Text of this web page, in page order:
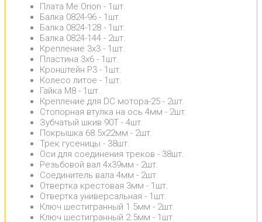
Плата Me Orion - 1шт.
Балка 0824-96 - 1шт.
Балка 0824-128 - 1шт.
Балка 0824-144 - 2шт.
Крепление 3x3 - 1шт.
Пластина 3x6 - 1шт.
Кронштейн P3 - 1шт.
Колесо литое - 1шт.
Гайка M8 - 1шт.
Крепление для DC мотора-25 - 2шт.
Стопорная втулка на ось 4мм - 2шт.
Зубчатый шкив 90T - 4шт.
Покрышка 68.5x22мм - 2шт.
Трек гусеницы - 38шт.
Оси для соединения треков - 38шт.
Резьбовой вал 4x39мм - 2шт.
Соединитель вала 4мм - 2шт.
Отвертка крестовая 3мм - 1шт.
Отвертка универсальная - 1шт.
Ключ шестигранный 1.5мм - 2шт.
Ключ шестигранный 2.5мм - 1шт.